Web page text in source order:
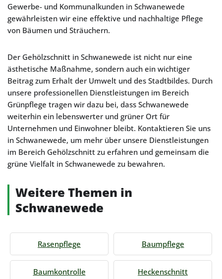
Gewerbe- und Kommunalkunden in Schwanewede
gewährleisten wir eine effektive und nachhaltige Pflege
von Bäumen und Sträuchern.
Der Gehölzschnitt in Schwanewede ist nicht nur eine
ästhetische Maßnahme, sondern auch ein wichtiger
Beitrag zum Erhalt der Umwelt und des Stadtbildes. Durch
unsere professionellen Dienstleistungen im Bereich
Grünpflege tragen wir dazu bei, dass Schwanewede
weiterhin ein lebenswerter und grüner Ort für
Unternehmen und Einwohner bleibt. Kontaktieren Sie uns
in Schwanewede, um mehr über unsere Dienstleistungen
im Bereich Gehölzschnitt zu erfahren und gemeinsam die
grüne Vielfalt in Schwanewede zu bewahren.
Weitere Themen in
Schwanewede
Rasenpflege Baumpflege
Baumkontrolle Heckenschnitt